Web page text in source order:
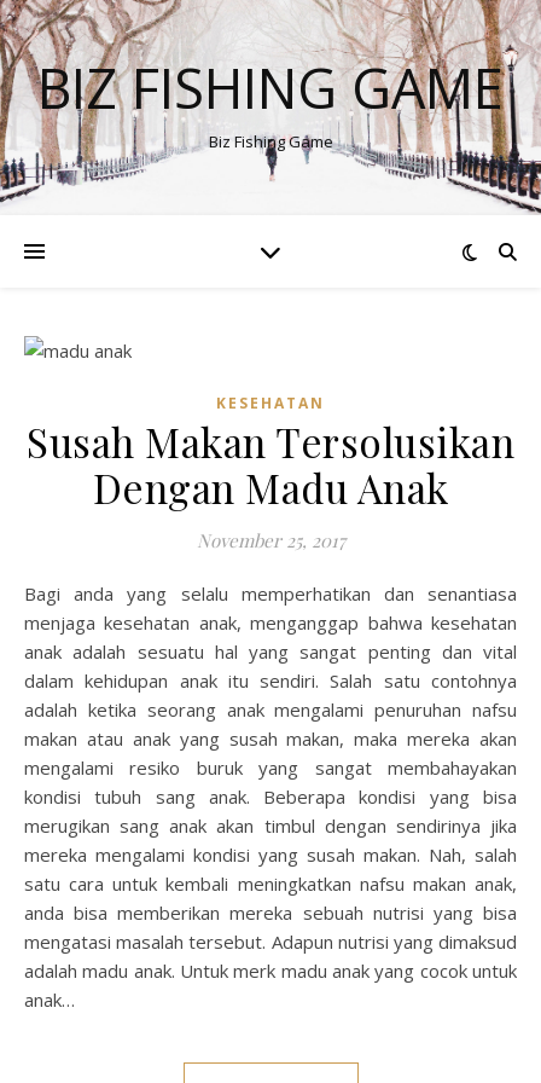
BIZ FISHING GAME
Biz Fishing Game
KESEHATAN
Susah Makan Tersolusikan
Dengan Madu Anak
November 25, 2017
Bagi anda yang selalu memperhatikan dan senantiasa
menjaga kesehatan anak, menganggap bahwa kesehatan
anak adalah sesuatu hal yang sangat penting dan vital
dalam kehidupan anak itu sendiri. Salah satu contohnya
adalah ketika seorang anak mengalami penuruhan nafsu
makan atau anak yang susah makan, maka mereka akan
mengalami resiko buruk yang sangat membahayakan
kondisi tubuh sang anak. Beberapa kondisi yang bisa
merugikan sang anak akan timbul dengan sendirinya jika
mereka mengalami kondisi yang susah makan. Nah, salah
satu cara untuk kembali meningkatkan nafsu makan anak,
anda bisa memberikan mereka sebuah nutrisi yang bisa
mengatasi masalah tersebut. Adapun nutrisi yang dimaksud
adalah madu anak. Untuk merk madu anak yang cocok untuk
anak…